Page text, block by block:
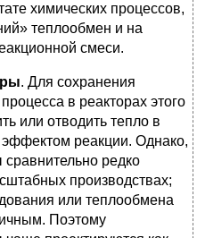
химических процессов,
теплообмен и на
смеси.
. Для сохранения
в реакторах этого
или отводить тепло в
реакции. Однако,
сравнительно редко
производствах;
или теплообмена
Поэтому